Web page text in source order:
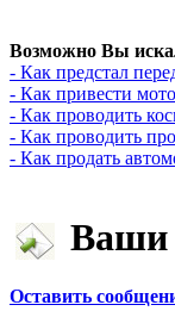
Возможно Вы
- Как предстал
- Как привести
- Как проводить
- Как проводить
- Как продать
Ваши
Оставить